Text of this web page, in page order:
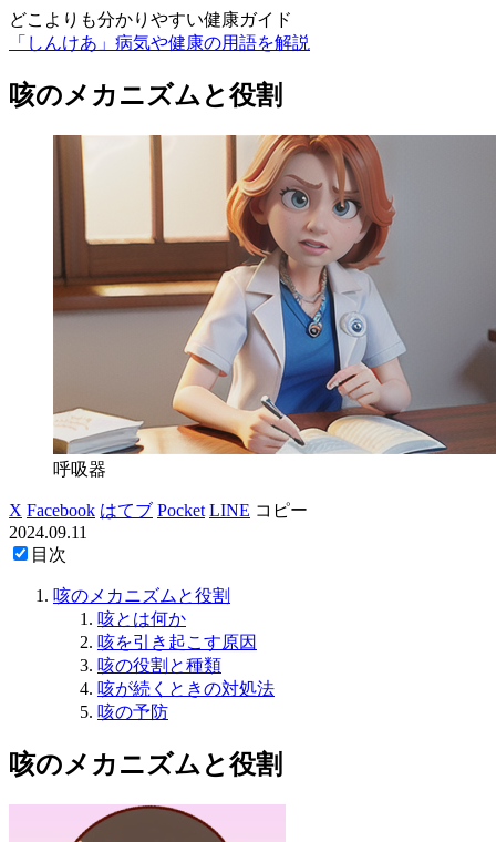
どこよりも分かりやすい健康ガイド
「しんけあ」病気や健康の用語を解説
咳のメカニズムと役割
呼吸器
X Facebook はてブ Pocket LINE コピー
2024.09.11
目次
咳のメカニズムと役割
咳とは何か
咳を引き起こす原因
咳の役割と種類
咳が続くときの対処法
咳の予防
咳のメカニズムと役割